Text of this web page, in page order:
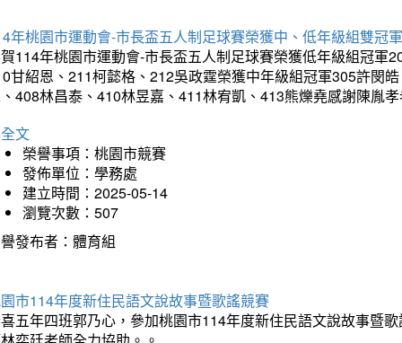
年桃園市運動會-市長盃五人制足球賽榮獲中、低年級組雙冠軍
114年桃園市運動會-市長盃五人制足球賽榮獲低年級組冠
甘紹恩、211柯懿格、212吳政霆榮獲中年級組冠軍305許閔
408林昌泰、410林昱嘉、411林宥凱、413熊爍堯感謝陳胤
文
榮譽事項：桃園市競賽
發佈單位：學務處
建立時間：2025-05-14
瀏覽次數：507
發布者：體育組
市114年度新住民語文說故事暨歌謠競賽
五年四班郭乃心，參加桃園市114年度新住民語文說故事暨